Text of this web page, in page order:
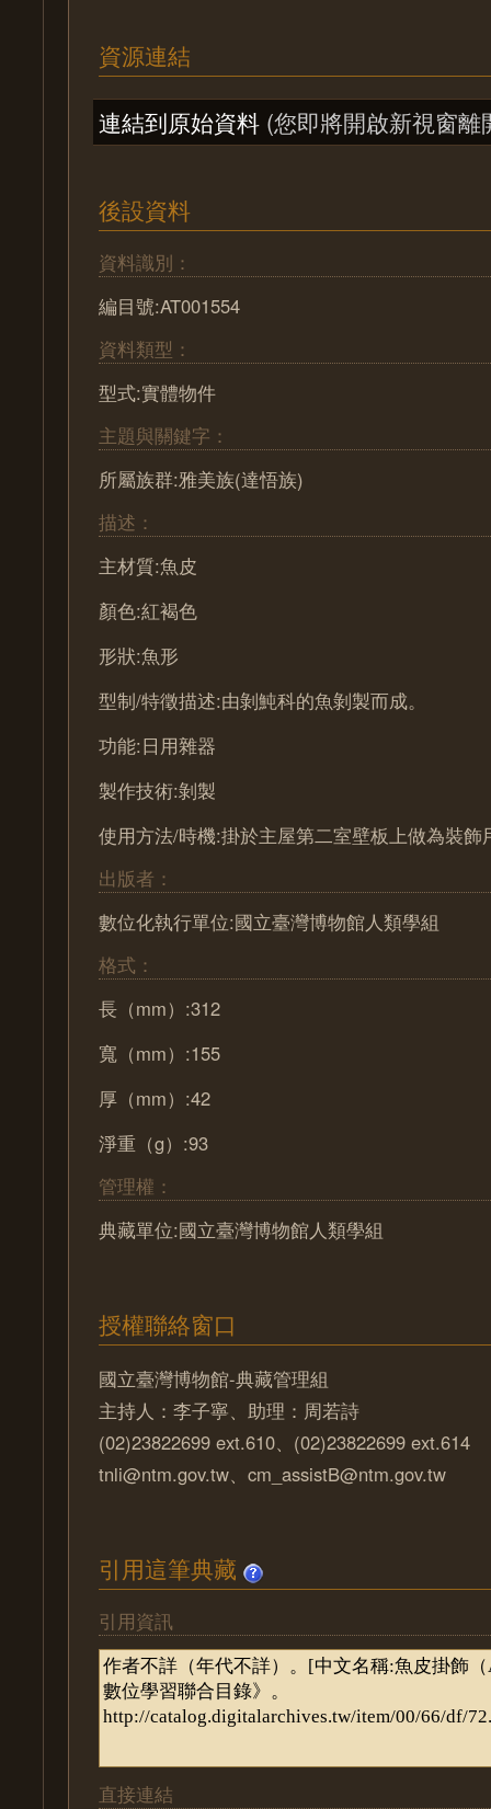
資源連結
連結到原始資料 (您即將開啟新視窗離
後設資料
資料識別：
編目號:AT001554
資料類型：
型式:實體物件
主題與關鍵字：
所屬族群:雅美族(達悟族)
描述：
主材質:魚皮
顏色:紅褐色
形狀:魚形
型制/特徵描述:由剝魨科的魚剝製而成。
功能:日用雜器
製作技術:剝製
使用方法/時機:掛於主屋第二室壁板上做為裝飾
出版者：
數位化執行單位:國立臺灣博物館人類學組
格式：
長（mm）:312
寬（mm）:155
厚（mm）:42
淨重（g）:93
管理權：
典藏單位:國立臺灣博物館人類學組
授權聯絡窗口
國立臺灣博物館-典藏管理組
主持人：李子寧、助理：周若詩
(02)23822699 ext.610、(02)23822699 ext.614
tnli@ntm.gov.tw、cm_assistB@ntm.gov.tw
引用這筆典藏
引用資訊
直接連結